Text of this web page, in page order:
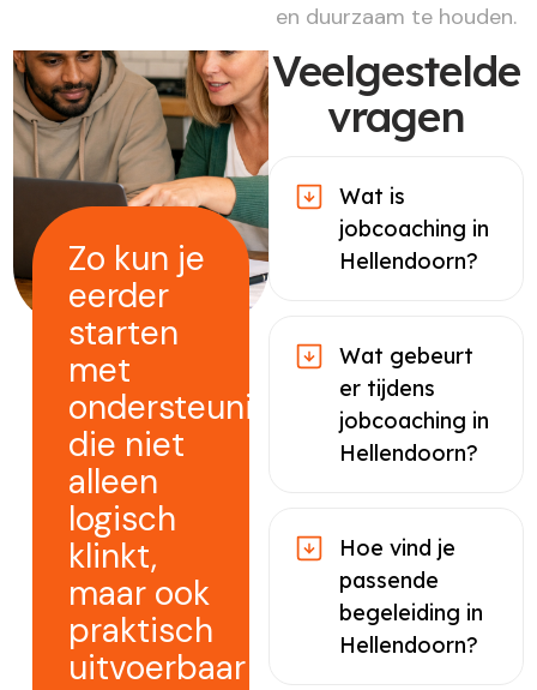
en duurzaam te houden.
Zo kun je
eerder
starten
met
ondersteuning
die niet
alleen
logisch
klinkt,
maar ook
praktisch
uitvoerbaar
Veelgestelde
vragen
Wat is
jobcoaching in
Hellendoorn?
Wat gebeurt
er tijdens
jobcoaching in
Hellendoorn?
Hoe vind je
passende
begeleiding in
Hellendoorn?